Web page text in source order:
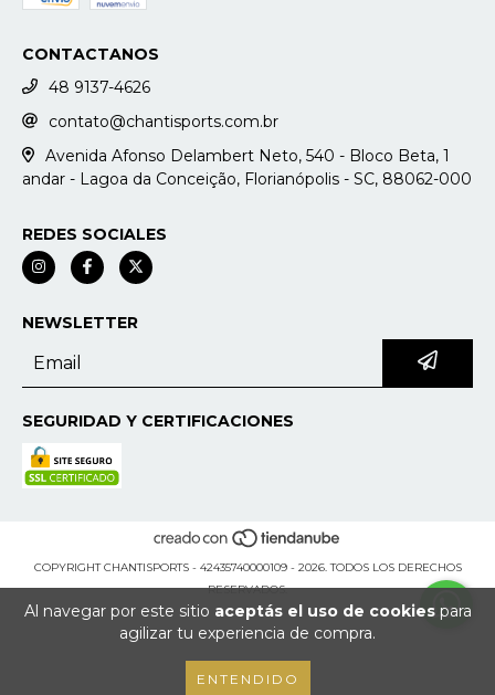
Al navegar por este sitio aceptás el uso de cookiespara
agilizar tu experiencia de compra.
ENTENDIDO
CONTACTANOS
48 9137-4626
contato@chantisports.com.br
Avenida Afonso Delambert Neto, 540 - Bloco Beta, 1
andar - Lagoa da Conceição, Florianópolis - SC, 88062-000
REDES SOCIALES
NEWSLETTER
SEGURIDAD Y CERTIFICACIONES
COPYRIGHT CHANTISPORTS - 42435740000109 - 2026. TODOS LOS DERECHOS
RESERVADOS.